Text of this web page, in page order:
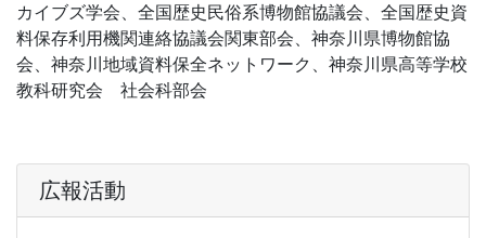
カイブズ学会、全国歴史民俗系博物館協議会、全国歴史資
料保存利用機関連絡協議会関東部会、神奈川県博物館協
会、神奈川地域資料保全ネットワーク、神奈川県高等学校
教科研究会 社会科部会
広報活動